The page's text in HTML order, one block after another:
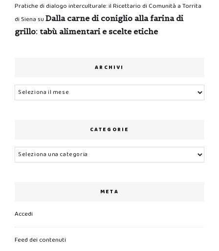
Pratiche di dialogo interculturale: il Ricettario di Comunità a Torrita
di Siena su Dalla carne di coniglio alla farina di
grillo: tabù alimentari e scelte etiche
ARCHIVI
Archivi
CATEGORIE
Categorie
META
Accedi
Feed dei contenuti